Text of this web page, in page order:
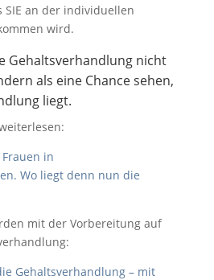
SIE an der individuellen
wird.
Gehaltsverhandlung nicht
als eine Chance sehen,
liegt.
in
Wo liegt denn nun die
mit der Vorbereitung auf
Gehaltsverhandlung – mit